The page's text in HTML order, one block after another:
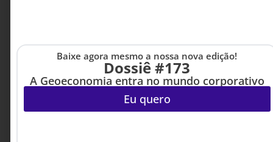
plenamente.
Ana Flavia Martins - CMO
3 MINUTOS MIN DE LEITURA
Baixe agora mesmo a nossa nova edição!
Dossiê #173
A Geoeconomia entra no mundo corporativo
Eu quero